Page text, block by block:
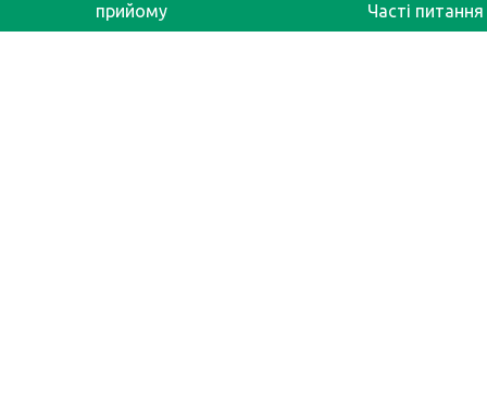
прийому
Часті питання